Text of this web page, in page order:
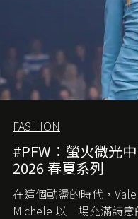
FASHION
#PFW：螢火微光
2026 春夏系列
在這個動盪的時代，
Michele 以一場充滿詩